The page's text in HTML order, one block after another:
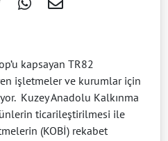
kapsayan TR82
işletmeler ve kurumlar için
Kuzey Anadolu Kalkınma
ticarileştirilmesi ile
(KOBİ) rekabet